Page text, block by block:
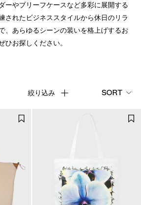
ーやブリーフケースなど多彩に展開する
されたビジネススタイルから休日のリラ
、あらゆるシーンの装いを格上げするお
ひお探しください。
絞り込み SORT